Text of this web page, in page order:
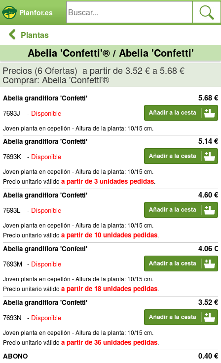
Planfor.es
Plantas
Abelia 'Confetti'® / Abelia 'Confetti'
Precios (6 Ofertas) a partir de 3.52 € a 5.68 €
Comprar: Abelia 'Confetti'®
5.68 €
Abelia grandiflora 'Confetti'
7693J
- Disponible
Joven planta en cepellón - Altura de la planta: 10/15 cm.
5.14 €
Abelia grandiflora 'Confetti'
7693K
- Disponible
Joven planta en cepellón - Altura de la planta: 10/15 cm.
Precio unitario válido a partir de 3 unidades pedidas.
4.60 €
Abelia grandiflora 'Confetti'
7693L
- Disponible
Joven planta en cepellón - Altura de la planta: 10/15 cm.
Precio unitario válido a partir de 10 unidades pedidas.
4.06 €
Abelia grandiflora 'Confetti'
7693M - Disponible
Joven planta en cepellón - Altura de la planta: 10/15 cm.
Precio unitario válido a partir de 18 unidades pedidas.
3.52 €
Abelia grandiflora 'Confetti'
7693N
- Disponible
Joven planta en cepellón - Altura de la planta: 10/15 cm.
Precio unitario válido a partir de 36 unidades pedidas.
0.40 €
ABONO
Panel de gestión de cookies